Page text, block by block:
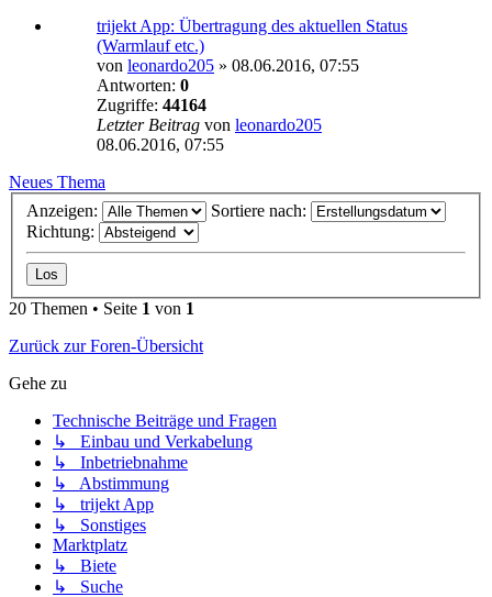
trijekt App: Übertragung des aktuellen Status
(Warmlauf etc.)
von leonardo205 » 08.06.2016, 07:55
Antworten: 0
Zugriffe: 44164
Letzter Beitrag von leonardo205
08.06.2016, 07:55
Neues Thema
Anzeigen:
Sortiere nach:
Richtung:
20 Themen • Seite 1 von 1
Zurück zur Foren-Übersicht
Gehe zu
Technische Beiträge und Fragen
↳ Einbau und Verkabelung
↳ Inbetriebnahme
↳ Abstimmung
↳ trijekt App
↳ Sonstiges
Marktplatz
↳ Biete
↳ Suche